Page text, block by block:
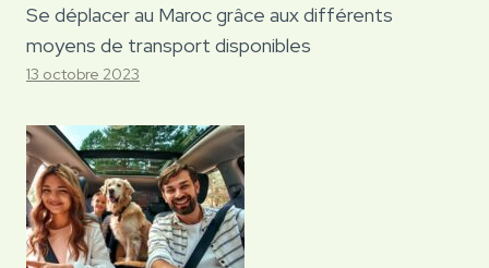
Se déplacer au Maroc grâce aux différents
moyens de transport disponibles
13 octobre 2023